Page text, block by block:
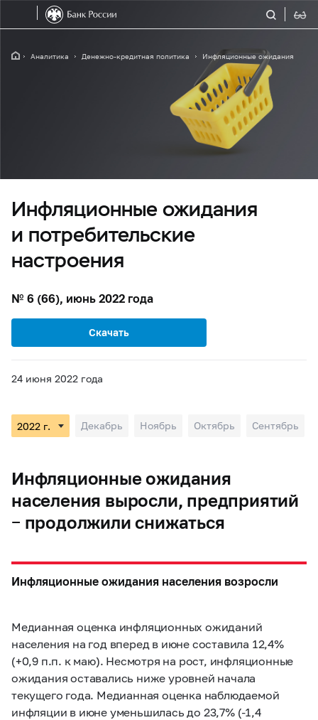
Аналитика Денежно-кредитная политика Инфляционные ожидания
Инфляционные ожидания
и потребительские
настроения
№ 6 (66), июнь 2022 года
Скачать
24 июня 2022 года
Декабрь Ноябрь Октябрь Сентябрь
Инфляционные ожидания
населения выросли, предприятий
− продолжили снижаться
Инфляционные ожидания населения возросли
Медианная оценка инфляционных ожиданий
населения на год вперед в июне составила 12,4%
(+0,9 п.п. к маю). Несмотря на рост, инфляционные
ожидания оставались ниже уровней начала
текущего года. Медианная оценка наблюдаемой
инфляции в июне уменьшилась до 23,7% (-1,4